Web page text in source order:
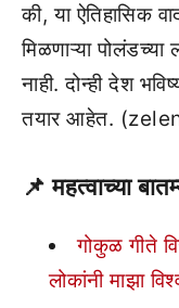
की, या ऐतिहासिक
मिळणाऱ्या पोलंडच्या
नाही. दोन्ही देश
तयार आहेत.
📌महत्वाच्या
गोकुळ गीते
लोकांनी माझा